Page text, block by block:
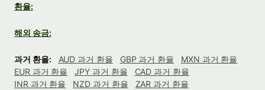
환율:
해외 송금:
과거 환율: AUD 과거 환율 GBP 과거 환율
MXN 과거 환율
EUR 과거 환율
JPY 과거 환율
CAD 과거 환율
INR 과거 환율
NZD 과거 환율
ZAR 과거 환율